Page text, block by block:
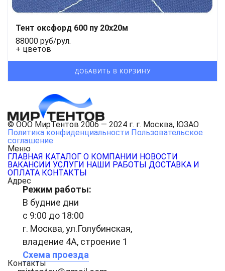
Тент оксфорд 600 пу 20х20м
88000 руб/рул.
+ цветов
© ООО МирТентов 2006 — 2024 г. г. Москва, ЮЗАО
Политика конфиденциальности Пользовательское
соглашение
Меню
ГЛАВНАЯ КАТАЛОГ О КОМПАНИИ НОВОСТИ
ВАКАНСИИ УСЛУГИ НАШИ РАБОТЫ ДОСТАВКА И
ОПЛАТА КОНТАКТЫ
Адрес
Режим работы:
В будние дни
с 9:00 до 18:00
г. Москва, ул.Голубинская,
владение 4А, строение 1
Схема проезда
Контакты